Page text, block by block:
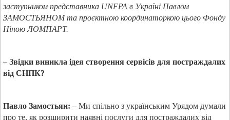
заступником представника UNFPA в Україні Павлом
ЗАМОСТЬЯНОМ та проєктною координаторкою цього Фонду
Ніною ЛОМПАРТ.
– Звідки виникла ідея створення сервісів для постраждалих
від СНПК?
Павло Замостьян: – Ми спільно з українським Урядом думали
про те, як розширити наявні послуги для постраждалих від